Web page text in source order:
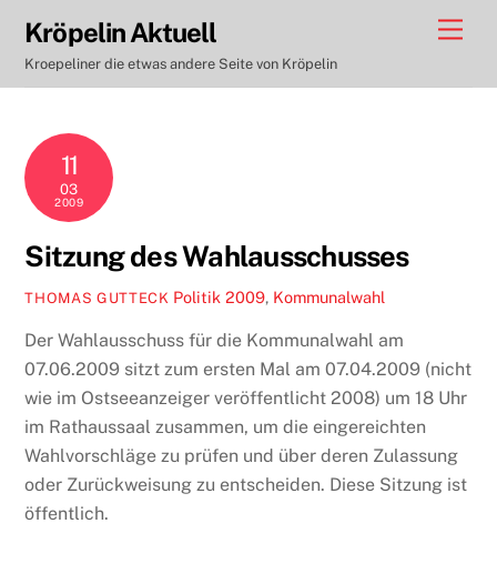
content
Kröpelin Aktuell
Kroepeliner die etwas andere Seite von Kröpelin
11
03
2009
Sitzung des Wahlausschusses
THOMAS GUTTECK Politik 2009, Kommunalwahl
Der Wahlausschuss für die Kommunalwahl am
07.06.2009 sitzt zum ersten Mal am 07.04.2009 (nicht
wie im Ostseeanzeiger veröffentlicht 2008) um 18 Uhr
im Rathaussaal zusammen, um die eingereichten
Wahlvorschläge zu prüfen und über deren Zulassung
oder Zurückweisung zu entscheiden. Diese Sitzung ist
öffentlich.